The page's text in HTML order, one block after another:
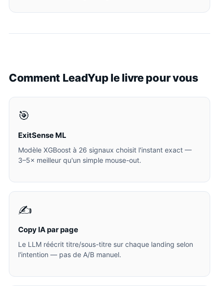
Comment LeadYup le livre pour vous
🎯
ExitSense ML
Modèle XGBoost à 26 signaux choisit l'instant exact —
3–5× meilleur qu'un simple mouse-out.
✍️
Copy IA par page
Le LLM réécrit titre/sous-titre sur chaque landing selon
l'intention — pas de A/B manuel.